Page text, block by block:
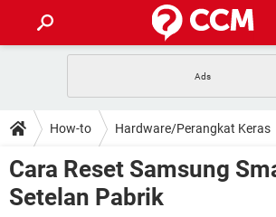
APLIKASI NONTON FILM & SERI RESET
BUAT AKUN TIKTOK APLIKASI
HOW-TO
SAFE MODE ANDROID RESET
KODE RAHASIA NETFLIX
DOWNLOAD
ADOBE PREMIERE PRO
FORUM
How-to Hardware/Perangkat Keras
Cara Reset Samsung
Setelan Pabrik